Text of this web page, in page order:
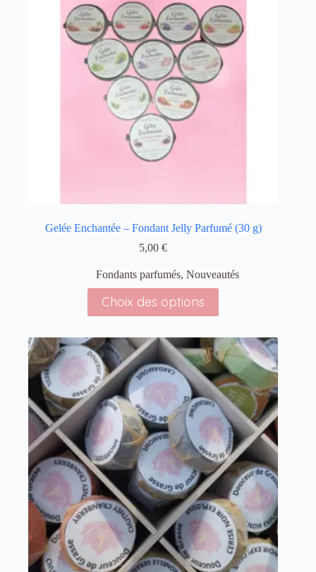
Gelée Enchantée – Fondant Jelly Parfumé (30 g)
5,00€
Fondants parfumés, Nouveautés
Choix des options